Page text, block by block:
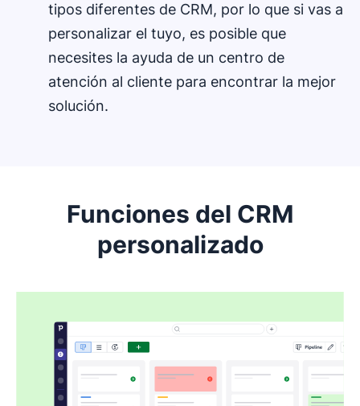
tipos diferentes de CRM, por lo que si vas a
personalizar el tuyo, es posible que
necesites la ayuda de un centro de
atención al cliente para encontrar la mejor
solución.
Funciones del CRM
personalizado